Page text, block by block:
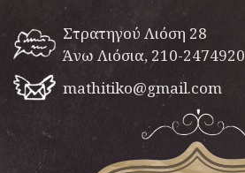
Στρατηγού Λιόση 28
Άνω Λιόσια, 210-2474920
mathitiko@gmail.com